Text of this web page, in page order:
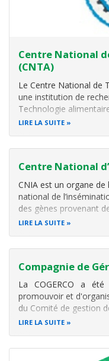
Centre National
(CNTA)
Le Centre National de
une institution de
Technologie
de l’Agriculture et de
LIRE LA SUITE
Centre National
CNIA est un organe de
national de
des gènes provenant
ressources génétiques
LIRE LA SUITE
Compagnie de
La COGERCO a
promouvoir et
du Comité de gestion
Ces fonctions
LIRE LA SUITE